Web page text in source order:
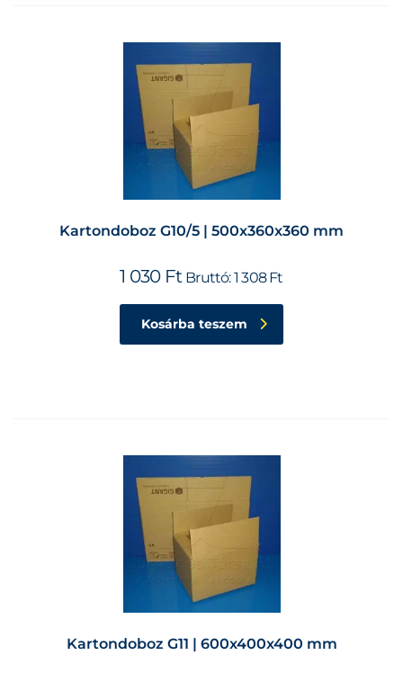
Kartondoboz G10/5 | 500x360x360 mm
1 030 Ft Bruttó:1 308Ft
Kosárba teszem
Kartondoboz G11 | 600x400x400 mm